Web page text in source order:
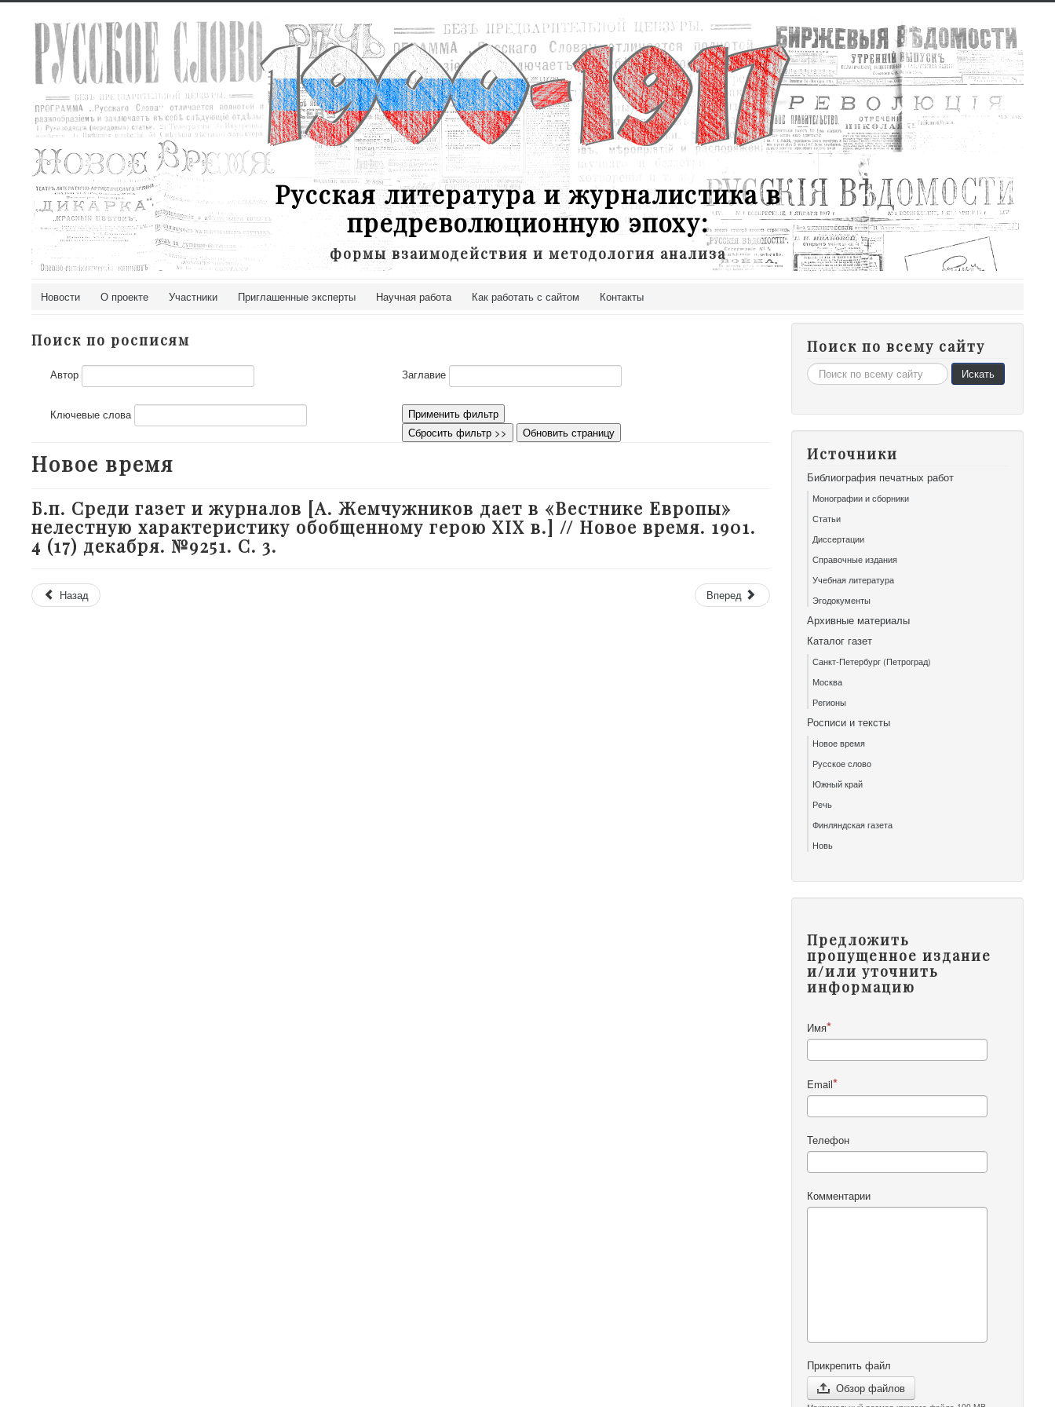
Русская литература и журналистика в
предреволюционную эпоху:
формы взаимодействия и методология анализа
Новости О проекте Участники Приглашенные эксперты Научная работа Как работать с сайтом Контакты
Поиск по росписям
Автор Заглавие
Ключевые слова
Применить фильтр
Сбросить фильтр >>
Обновить страницу
Новое время
Б.п. Среди газет и журналов [А. Жемчужников дает в «Вестнике Европы»
нелестную характеристику обобщенному герою XIX в.] // Новое время. 1901.
4 (17) декабря. №9251. С. 3.
Назад Вперед
Поиск по всему сайту
Искать... Искать
Источники
Библиография печатных работ
Монографии и сборники
Статьи
Диссертации
Справочные издания
Учебная литература
Эгодокументы
Архивные материалы
Каталог газет
Санкт-Петербург (Петроград)
Москва
Регионы
Росписи и тексты
Новое время
Русское слово
Южный край
Речь
Финляндская газета
Новь
Предложить
пропущенное издание
и/или уточнить
информацию
Имя
Email
Телефон
Комментарии
Прикрепить файл
Обзор файлов